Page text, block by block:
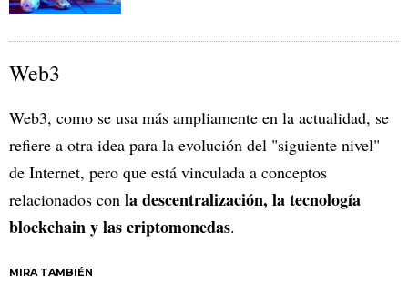
Web3
Web3, como se usa más ampliamente en la actualidad, se
refiere a otra idea para la evolución del "siguiente nivel"
de Internet, pero que está vinculada a conceptos
relacionados con la descentralización, la tecnología
blockchain y las criptomonedas.
MIRA TAMBIÉN